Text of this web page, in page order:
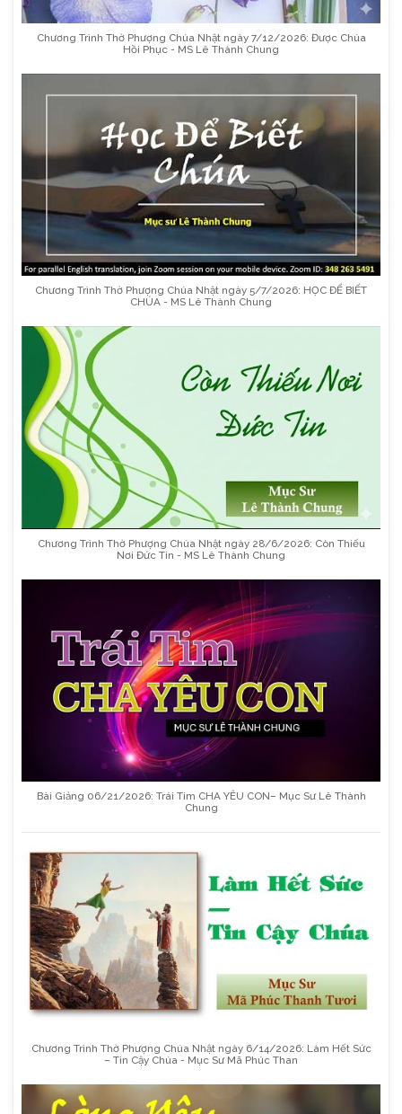
Chương Trình Thờ Phượng Chúa Nhật ngày 7/12/2026: Được Chúa
Hồi Phục - MS Lê Thành Chung
Chương Trình Thờ Phượng Chúa Nhật ngày 5/7/2026: HỌC ĐỂ BIẾT
CHÚA - MS Lê Thành Chung
Chương Trình Thờ Phượng Chúa Nhật ngày 28/6/2026: Còn Thiếu
Nơi Đức Tin - MS Lê Thành Chung
Bài Giảng 06/21/2026: Trái Tim CHA YÊU CON– Mục Sư Lê Thành
Chung
Chương Trình Thờ Phượng Chúa Nhật ngày 6/14/2026: Làm Hết Sức
– Tin Cậy Chúa - Mục Sư Mã Phúc Than